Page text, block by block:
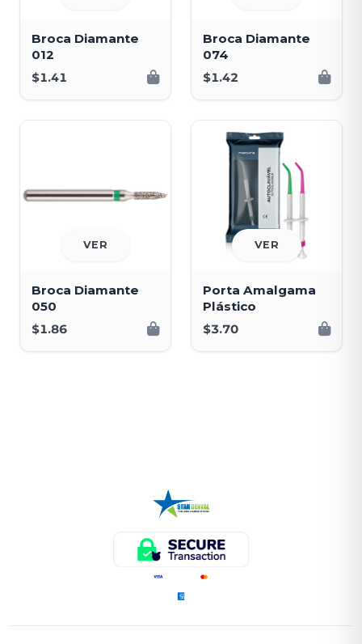
Broca Diamante
012
$1.41
Broca Diamante
074
$1.42
VER
Broca Diamante
050
$1.86
VER
Porta Amalgama
Plástico
$3.70